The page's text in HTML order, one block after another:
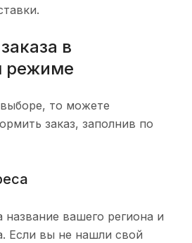
в
режиме
то можете
заказ, заполнив по
название вашего региона и
Если вы не нашли свой